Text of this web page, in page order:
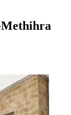
Methihra